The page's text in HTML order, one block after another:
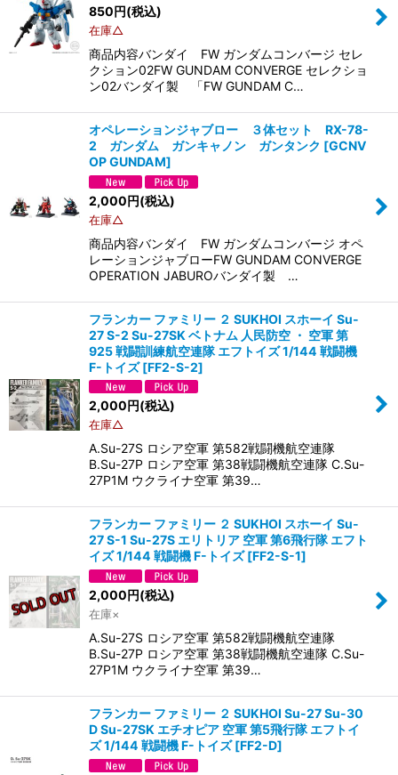
850円(税込)
在庫△
商品内容バンダイ FW ガンダムコンバージ セレ
クション02FW GUNDAM CONVERGE セレクショ
ン02バンダイ製 「FW GUNDAM C…
オペレーションジャブロー ３体セット RX-78-
2 ガンダム ガンキャノン ガンタンク [GCNV
OP GUNDAM]
2,000円(税込)
在庫△
商品内容バンダイ FW ガンダムコンバージ オペ
レーションジャブローFW GUNDAM CONVERGE
OPERATION JABUROバンダイ製 …
フランカー ファミリー ２ SUKHOI スホーイ Su-
27 S-2 Su-27SK ベトナム 人民防空 ・ 空軍 第
925 戦闘訓練航空連隊 エフトイズ 1/144 戦闘機
F-トイズ [FF2-S-2]
2,000円(税込)
在庫△
A.Su-27S ロシア空軍 第582戦闘機航空連隊
B.Su-27P ロシア空軍 第38戦闘機航空連隊 C.Su-
27P1M ウクライナ空軍 第39…
フランカー ファミリー ２ SUKHOI スホーイ Su-
27 S-1 Su-27S エリトリア 空軍 第6飛行隊 エフト
イズ 1/144 戦闘機 F-トイズ [FF2-S-1]
2,000円(税込)
在庫×
A.Su-27S ロシア空軍 第582戦闘機航空連隊
B.Su-27P ロシア空軍 第38戦闘機航空連隊 C.Su-
27P1M ウクライナ空軍 第39…
フランカー ファミリー ２ SUKHOI Su-27 Su-30
D Su-27SK エチオピア 空軍 第5飛行隊 エフトイ
ズ 1/144 戦闘機 F-トイズ [FF2-D]